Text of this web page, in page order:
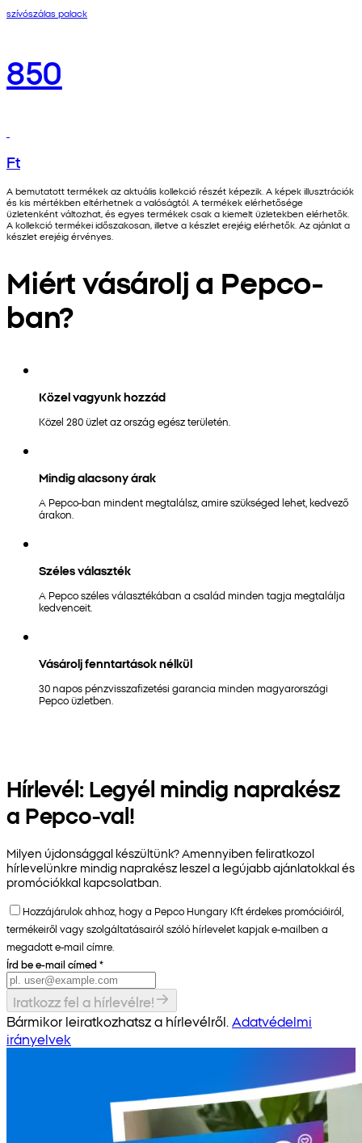
szívószálas palack
850
Ft
A bemutatott termékek az aktuális kollekció részét képezik. A képek illusztrációk
és kis mértékben eltérhetnek a valóságtól. A termékek elérhetősége
üzletenként változhat, és egyes termékek csak a kiemelt üzletekben elérhetők.
A kollekció termékei időszakosan, illetve a készlet erejéig elérhetők. Az ajánlat a
készlet erejéig érvényes.
Miért vásárolj a Pepco-
ban?
Közel vagyunk hozzád
Közel 280 üzlet az ország egész területén.
Mindig alacsony árak
A Pepco-ban mindent megtalálsz, amire szükséged lehet, kedvező
árakon.
Széles választék
A Pepco széles választékában a család minden tagja megtalálja
kedvenceit.
Vásárolj fenntartások nélkül
30 napos pénzvisszafizetési garancia minden magyarországi
Pepco üzletben.
Hírlevél: Legyél mindig naprakész
a Pepco-val!
Milyen újdonsággal készültünk? Amennyiben feliratkozol
hírlevelünkre mindig naprakész leszel a legújabb ajánlatokkal és
promóciókkal kapcsolatban.
Hozzájárulok ahhoz, hogy a Pepco Hungary Kft érdekes promócióiról,
termékeiről vagy szolgáltatásairól szóló hírlevelet kapjak e-mailben a
megadott e-mail címre.
Írd be e-mail címed *
Iratkozz fel a hírlevélre!
Bármikor leiratkozhatsz a hírlevélről. Adatvédelmi
irányelvek